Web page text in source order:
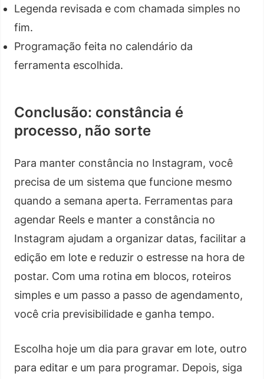
Legenda revisada e com chamada simples no
fim.
Programação feita no calendário da
ferramenta escolhida.
Conclusão: constância é
processo, não sorte
Para manter constância no Instagram, você
precisa de um sistema que funcione mesmo
quando a semana aperta. Ferramentas para
agendar Reels e manter a constância no
Instagram ajudam a organizar datas, facilitar a
edição em lote e reduzir o estresse na hora de
postar. Com uma rotina em blocos, roteiros
simples e um passo a passo de agendamento,
você cria previsibilidade e ganha tempo.
Escolha hoje um dia para gravar em lote, outro
para editar e um para programar. Depois, siga